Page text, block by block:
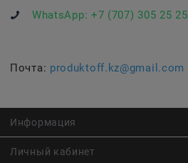
WhatsApp: +7 (707) 305 25 25
Почта: produktoff.kz@gmail.com
Информация
Личный кабинет